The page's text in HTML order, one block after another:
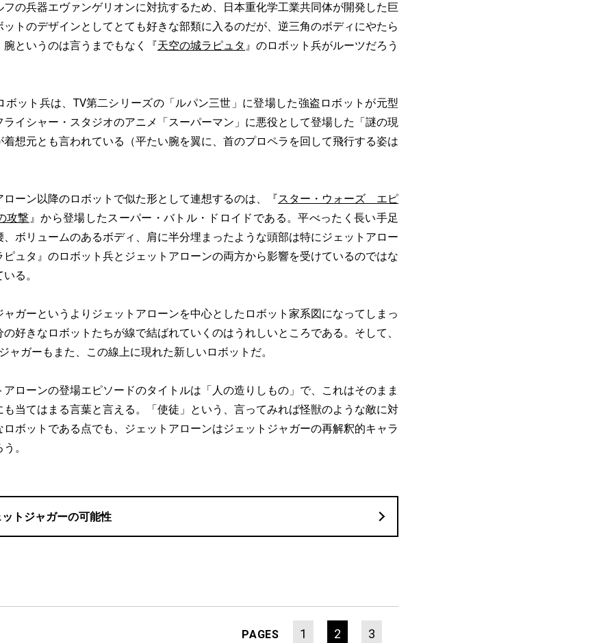
フの兵器エヴァンゲリオンに対抗するため、日本重化学工業共同体が開発した巨
ットのデザインとしてとても好きな部類に入るのだが、逆三角のボディにやたら
というのは言うまでもなく『天空の城ラピュタ 』のロボット兵がルーツだろう
ット兵は、TV第二シリーズの「ルパン三世」に登場した強盗ロボットが元型
ライシャー・スタジオのアニメ「スーパーマン」に悪役として登場した「謎の現
想元とも言われている（平たい腕を翼に、首のプロペラを回して飛行する姿は
ーン以降のロボットで似た形として連想するのは、『スター・ウォーズ エピ
攻撃』から登場したスーパー・バトル・ドロイドである。平べったく長い手足
、ボリュームのあるボディ、肩に半分埋まったような頭部は特にジェットアロー
ピュタ』のロボット兵とジェットアローンの両方から影響を受けているのではな
る。
ガーというよりジェットアローンを中心としたロボット家系図になってしまっ
好きなロボットたちが線で結ばれていくのはうれしいところである。そして、
ャガーもまた、この線上に現れた新しいロボットだ。
ローンの登場エピソードのタイトルは「人の造りしもの」で、これはそのまま
も当てはまる言葉と言える。「使徒」という、言ってみれば怪獣のような敵に対
ロボットである点でも、ジェットアローンはジェットジャガーの再解釈的キャラ
。
ットジャガーの可能性
PAGES 1 2 3